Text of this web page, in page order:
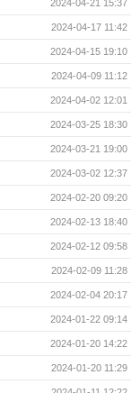
2024-04-21 15:37
2024-04-17 11:42
2024-04-15 19:10
2024-04-09 11:12
2024-04-02 12:01
2024-03-25 18:30
2024-03-21 19:00
2024-03-02 12:37
2024-02-20 09:20
2024-02-13 18:40
2024-02-12 09:58
2024-02-09 11:28
2024-02-04 20:17
2024-01-22 09:14
2024-01-20 14:22
2024-01-20 11:29